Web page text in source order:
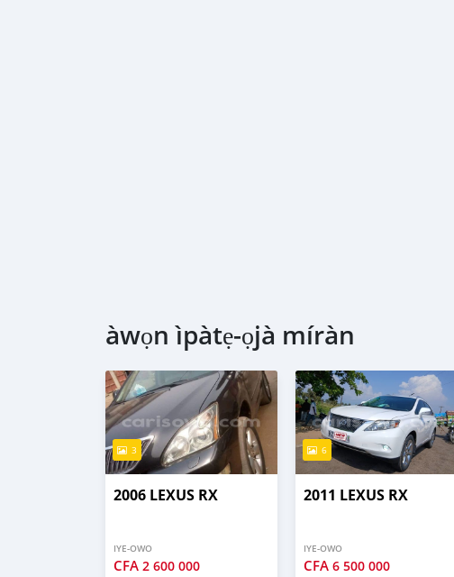
àwọn ìpàtẹ-ọjà míràn
3
2006 LEXUS RX
IYE-OWO
CFA 2 600 000
6
2011 LEXUS RX
IYE-OWO
CFA6 500 000